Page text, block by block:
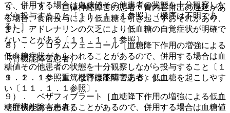
で、併用する場合は血糖値その他患者の状態を十分観察しな
がら投与すること〔１１．１．１参照〕（機序は不明であ
る）］。
８）． クロラムフェニコール［血糖降下作用の増強による
低血糖症状があらわれることがあるので、併用する場合は血
糖値その他患者の状態を十分観察しながら投与すること〔１
１．１．１参照〕（機序は不明である）］。
９）． ベザフィブラート［血糖降下作用の増強による低血
糖症状があらわれることがあるので、併用する場合は血糖値
９．１．３． 自律神経障害の患者：胃内容排出の遅延があ
る場合、食前投与により低血糖を引き起こすおそれがあり、
また、アドレナリンの欠乏により低血糖の自覚症状が明確で
ないことがある〔１１．１．１参照〕。
（腎機能障害患者）
９．２．１． 重篤な腎機能障害患者：低血糖を起こしやす
い〔１１．１．１参照〕。
（肝機能障害患者）